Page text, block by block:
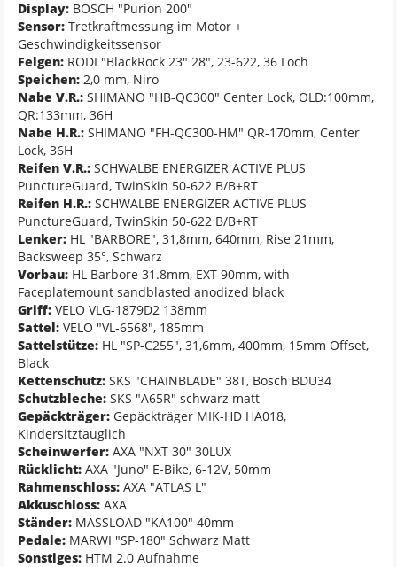
Display: BOSCH "Purion 200"
Sensor: Tretkraftmessung im Motor +
Geschwindigkeitssensor
Felgen: RODI "BlackRock 23" 28", 23-622, 36 Loch
Speichen: 2,0 mm, Niro
Nabe V.R.: SHIMANO "HB-QC300" Center Lock, OLD:100mm,
QR:133mm, 36H
Nabe H.R.: SHIMANO "FH-QC300-HM" QR-170mm, Center
Lock, 36H
Reifen V.R.: SCHWALBE ENERGIZER ACTIVE PLUS
PunctureGuard, TwinSkin 50-622 B/B+RT
Reifen H.R.: SCHWALBE ENERGIZER ACTIVE PLUS
PunctureGuard, TwinSkin 50-622 B/B+RT
Lenker: HL "BARBORE", 31,8mm, 640mm, Rise 21mm,
Backsweep 35°, Schwarz
Vorbau: HL Barbore 31.8mm, EXT 90mm, with
Faceplatemount sandblasted anodized black
Griff: VELO VLG-1879D2 138mm
Sattel: VELO "VL-6568", 185mm
Sattelstütze: HL "SP-C255", 31,6mm, 400mm, 15mm Offset,
Black
Kettenschutz: SKS "CHAINBLADE" 38T, Bosch BDU34
Schutzbleche: SKS "A65R" schwarz matt
Gepäckträger: Gepäckträger MIK-HD HA018,
Kindersitztauglich
Scheinwerfer: AXA "NXT 30" 30LUX
Rücklicht: AXA "Juno" E-Bike, 6-12V, 50mm
Rahmenschloss: AXA "ATLAS L"
Akkuschloss: AXA
Ständer: MASSLOAD "KA100" 40mm
Pedale: MARWI "SP-180" Schwarz Matt
Sonstiges: HTM 2.0 Aufnahme